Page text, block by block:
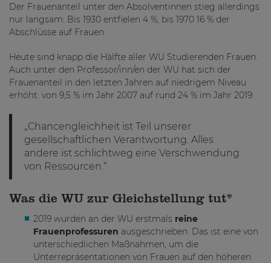
Der Frauenanteil unter den Absolventinnen stieg allerdings
nur langsam: Bis 1930 entfielen 4 %, bis 1970 16 % der
Abschlüsse auf Frauen.
Heute sind knapp die Hälfte aller WU Studierenden Frauen.
Auch unter den Professor/inn/en der WU hat sich der
Frauenanteil in den letzten Jahren auf niedrigem Niveau
erhöht: von 9,5 % im Jahr 2007 auf rund 24 % im Jahr 2019.
„Chancengleichheit ist Teil unserer
gesellschaftlichen Verantwortung. Alles
andere ist schlichtweg eine Verschwendung
von Ressourcen.“
Was die WU zur Gleichstellung tut*
2019 wurden an der WU erstmals reine
Frauenprofessuren ausgeschrieben. Das ist eine von
unterschiedlichen Maßnahmen, um die
Unterrepräsentationen von Frauen auf den höheren